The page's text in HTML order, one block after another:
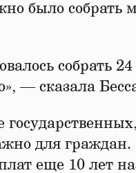
было собрать
собрать
— сказала
для
еще 10 лет